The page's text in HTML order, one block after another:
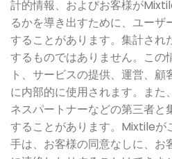
計的情報、およびお客様が
るかを導き出すために、ユー
することがあります。集計され
するものではありません。この
ト、サービスの提供、運営、
に内部的に使用されます。ま
ネスパートナーなどの第三者と
することがあります。Mixtileが
手は、お客様の同意なしに、お